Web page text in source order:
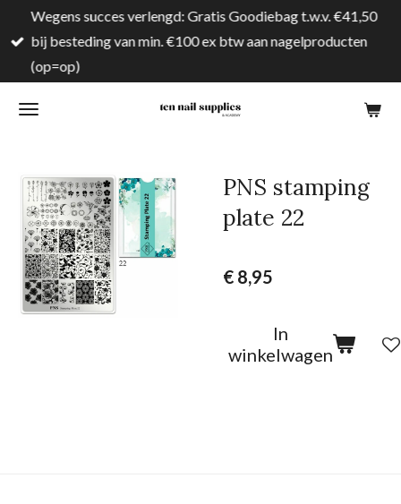
direct
naar
hoofdinhoud
Wegens succes verlengd: Gratis Goodiebag t.w.v. €41,50
bij besteding van min. €100 ex btw aan nagelproducten
(op=op)
PNS stamping
plate 22
€ 8,95
In
winkelwagen